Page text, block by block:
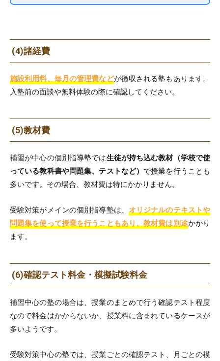
(4)諸経費
施設利用料、毎月の管理費などが徴収される塾もあります。
入塾前の面談や無料体験の際に確認してください。
(5)教材費
補習が中心の個別指導塾では生徒が持ち込む教材（学校で使
っている教科書や問題集、テストなど） で授業を行うことも
多いです。その場合、教材費は特にかかりません。
受験対策がメインの個別指導塾は、 オリジナルのテキストや
問題集を使って授業を行うこともあり、教材費は別途かかり
ます。
(6)確認テスト料金・模擬試験料金
補習中心の塾の場合は、授業のまとめで行う確認テスト程度
なので料金はかからないか、授業料に含まれているケースが
多いようです。
受験対策中心の塾では、授業ごとの確認テスト、月ごとの模